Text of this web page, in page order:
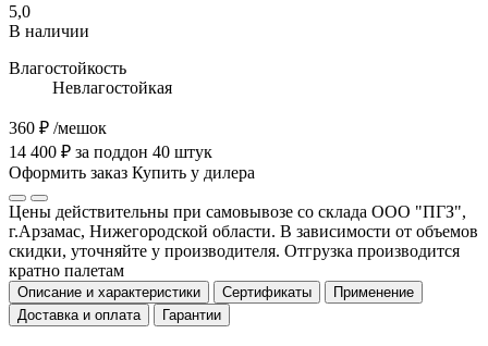
5,0
В наличии
Влагостойкость
Невлагостойкая
360 ₽ /мешок
14 400 ₽ за поддон 40 штук
Оформить заказ Купить у дилера
Цены действительны при самовывозе со склада ООО "ПГЗ",
г.Арзамас, Нижегородской области. В зависимости от объемов
скидки, уточняйте у производителя. Отгрузка производится
кратно палетам
Описание и характеристики Сертификаты
Применение
Доставка и оплата
Гарантии